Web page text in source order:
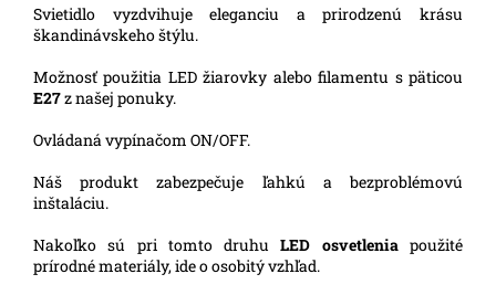
Svietidlo vyzdvihuje eleganciu a prirodzenú krásu
škandinávskeho štýlu.
Možnosť použitia LED žiarovky alebo filamentu s päticou
E27z našej ponuky.
Ovládaná vypínačom ON/OFF.
Náš produkt zabezpečuje ľahkú a bezproblémovú
inštaláciu.
Nakoľko sú pri tomto druhuLED osvetleniapoužité
prírodné materiály, ide o osobitý vzhľad.